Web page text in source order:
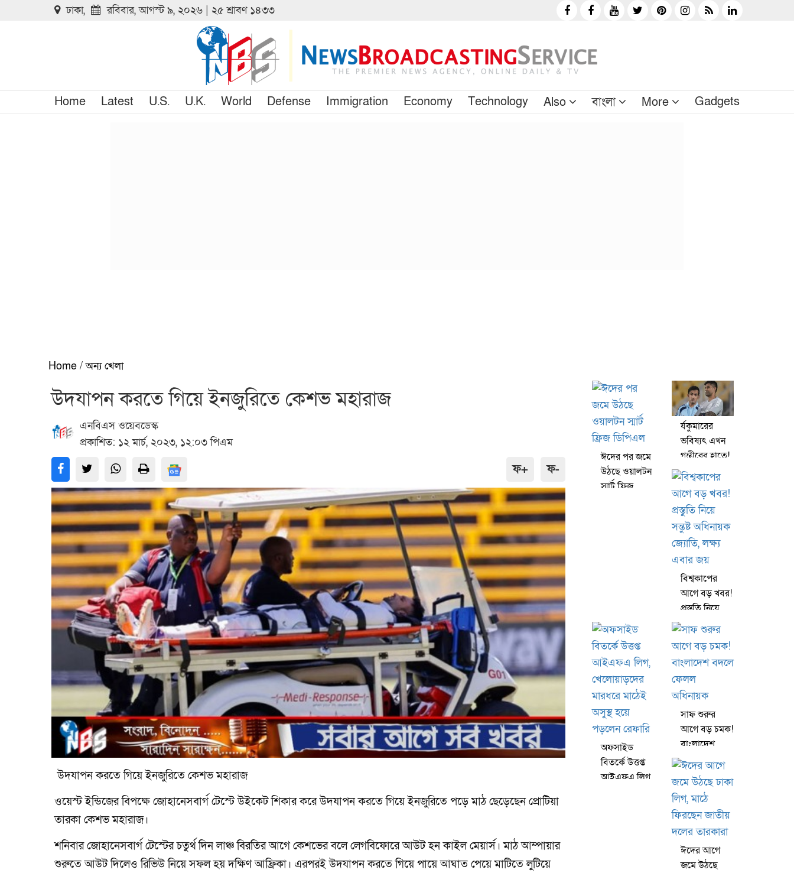
ঢাকা, রবিবার, আগস্ট ৯, ২০২৬ | ২৫ শ্রাবণ ১৪৩৩
Home Latest U.S. U.K. World Defense Immigration Economy Technology Also বাংলা More Gadgets
Home / অন্য খেলা
উদযাপন করতে গিয়ে ইনজুরিতে কেশভ মহারাজ
এনবিএস ওয়েবডেস্ক
প্রকাশিত: ১২ মার্চ, ২০২৩, ১২:০৩ পিএম
ফ+ ফ-
উদযাপন করতে গিয়ে ইনজুরিতে কেশভ মহারাজ
ওয়েস্ট ইন্ডিজের বিপক্ষে জোহানেসবার্গ টেস্টে উইকেট শিকার করে উদযাপন করতে গিয়ে ইনজুরিতে পড়ে মাঠ ছেড়েছেন প্রোটিয়া
তারকা কেশভ মহারাজ।
শনিবার জোহানেসবার্গ টেস্টের চতুর্থ দিন লাঞ্চ বিরতির আগে কেশভের বলে লেগবিফোরে আউট হন কাইল মেয়ার্স। মাঠ আম্পায়ার
শুরুতে আউট দিলেও রিভিউ নিয়ে সফল হয় দক্ষিণ আফ্রিকা। এরপরই উদযাপন করতে গিয়ে পায়ে আঘাত পেয়ে মাটিতে লুটিয়ে
ঈদের পর জমে
উঠছে ওয়ালটন
স্মার্ট ফ্রিজ
র্যকুমারের
ভবিষ্যৎ এখন
গম্ভীরের হাতে!
‘টেকনিক ঠিক
না করলেন
নিজে’
বিশ্বকাপের
আগে বড় খবর!
প্রস্তুতি নিয়ে
সন্তুষ্ট অধিনায়ক
জ্যোতি, লক্ষ্য
এবার জয়
অফসাইড
বিতর্কে উত্তপ্ত
আইএফএ লিগ,
সাফ শুরুর
আগে বড় চমক!
বাংলাদেশ
বদলে ফেলল
অধিনায়ক
ঈদের আগে
জমে উঠছে